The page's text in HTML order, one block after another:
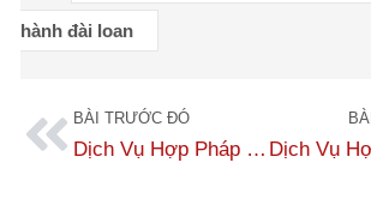
hành đài loan
BÀI TRƯỚC ĐÓ
Dịch Vụ Hợp Pháp Hóa Lãnh Sự Giấy Xác Nhận Cư Trú Úc Trọn Gói Nhanh Chóng